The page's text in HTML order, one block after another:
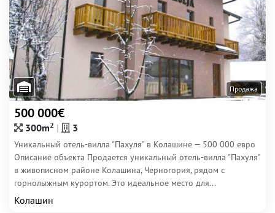
Продажа
500 000€
300m2 3
Уникальный отель-вилла "Пахуля" в Колашине — 500 000 евро
Описание объекта Продается уникальный отель-вилла "Пахуля"
в живописном районе Колашина, Черногория, рядом с
горнолыжным курортом. Это идеальное место для...
Колашин